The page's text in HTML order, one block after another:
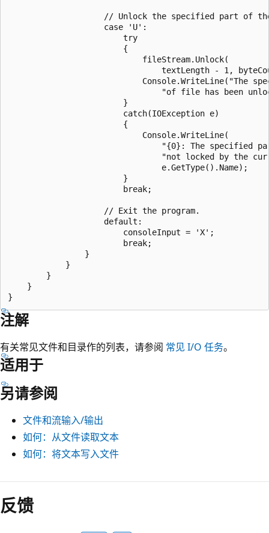
// Unlock the specified part of
                    case 'U':
                        try
                        {
                            fileStream.Unlock(
textLength - 1,
Console.WriteLine("The
"of file has been
                        }
                        catch(IOException e)
                        {
                            Console.WriteLine(
"{0}: The specified
"not locked by the
                                e.GetType().Name);
                        }
                        break;
                    // Exit the program.
                    default:
                        consoleInput = 'X';
                        break;
                }
            }
        }
    }
注解
有关常见文件和目录作的列表，请参阅 常见 I/O 任务。
适用于
另请参阅
文件和流输入/输出
如何：从文件读取文本
如何：将文本写入文件
反馈